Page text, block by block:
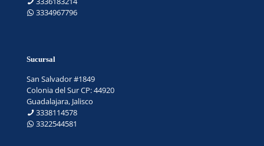
3334967796
Sucursal
San Salvador #1849
Colonia del Sur CP: 44920
Guadalajara, Jalisco
3338114578
3322544581